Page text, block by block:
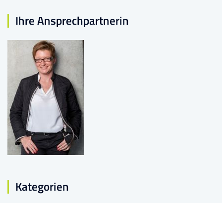
Ihre Ansprechpartnerin
Kategorien